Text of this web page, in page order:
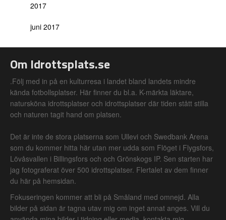
2017
juni 2017
Om Idrottsplats.se
.Följ med in på en kulturresa i landet bland landets mindre
kända fotbollsplatser. Här finner du bl.a. K-märkta läktare,
natursköna idrottsplatser och idrottsplatser där tiden stått stilla
och naturen tagit hand om platsen.
Det är inte de stora platserna som Ullevi och Swedbank Arena
som du kommer hitta här utan mer udda som Flöget i Flygsfors,
Lövåsvallen i Billingsfors och och Grönskogs IP. Sen starten har
jag fotograferat över 500 idrottsplatser. Flertalet av dem finner
du här på hemsidan.
Fokuseringen kommer att bli på Småland med omnejd. Alla
bilder på sidan är tagna utav mig om inget annat anges. Vill du